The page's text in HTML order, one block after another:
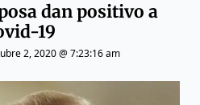
dan positivo a
19
2, 2020 @ 7:23:16 am